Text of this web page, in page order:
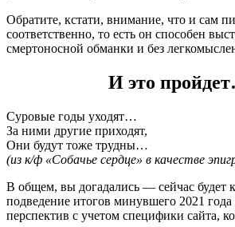
Обратите, кстати, внимание, что и сам
соответственно, то есть он способен
смертоносной обманки и без
И это
Суровые годы уходят…
За ними другие приходят,
Они будут тоже трудны…
(из к/ф «Собачье сердце» в качестве
В общем, вы догадались — сейчас будет
подведение итогов минувшего 2021
перспектив с учетом специфики сайта,